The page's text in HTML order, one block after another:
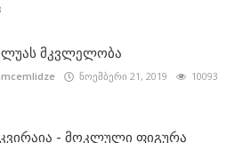
მკვლელობა
ნოემბერი 21, 2019 10093
- მოკლული ფიგურა